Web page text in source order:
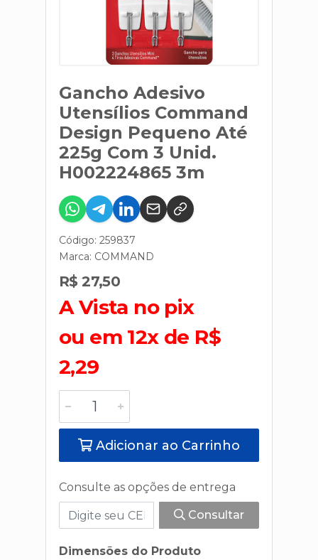
Gancho Adesivo
Utensílios Command
Design Pequeno Até
225g Com 3 Unid.
H002224865 3m
Código: 259837
Marca: COMMAND
R$ 27,50
A Vista no pix
ou em 12x de R$
2,29
Adicionar ao Carrinho
Consulte as opções de entrega
Consultar
Dimensões do Produto